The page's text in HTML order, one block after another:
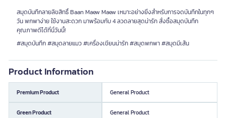
สมุดบันทึกลายลิขสิทธิ์ Baan Maew Maew เหมาะอย่างยิ่งสำหรับการจดบันทึกในทุกๆ
วัน พกพาง่าย ใช้งานสะดวก มาพร้อมกับ 4 ลวดลายสุดน่ารัก สั่งซื้อสมุดบันทึก
คุณภาพดีได้ที่นี่วันนี้!
#สมุดบันทึก #สมุดลายแมว #เครื่องเขียนน่ารัก #สมุดพกพา #สมุดมีเส้น
Product Information
Premium Product General Product
Green Product General Product